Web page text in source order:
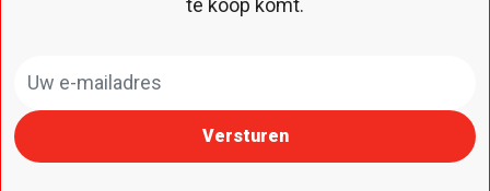
te koop komt.
Versturen